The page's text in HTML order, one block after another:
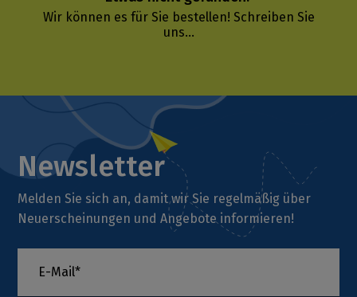
Wir können es für Sie bestellen! Schreiben Sie
uns...
Newsletter
Melden Sie sich an, damit wir Sie regelmäßig über
Neuerscheinungen und Angebote informieren!